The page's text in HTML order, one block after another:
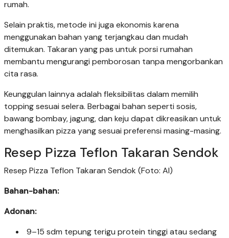
rumah.
Selain praktis, metode ini juga ekonomis karena
menggunakan bahan yang terjangkau dan mudah
ditemukan. Takaran yang pas untuk porsi rumahan
membantu mengurangi pemborosan tanpa mengorbankan
cita rasa.
Keunggulan lainnya adalah fleksibilitas dalam memilih
topping sesuai selera. Berbagai bahan seperti sosis,
bawang bombay, jagung, dan keju dapat dikreasikan untuk
menghasilkan pizza yang sesuai preferensi masing-masing.
Resep Pizza Teflon Takaran Sendok
Resep Pizza Teflon Takaran Sendok (Foto: AI)
Bahan-bahan:
Adonan:
9–15 sdm tepung terigu protein tinggi atau sedang